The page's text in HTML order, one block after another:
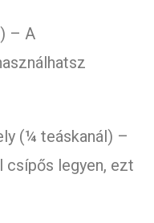
– A
(¼ teáskanál) –
csípős legyen, ezt